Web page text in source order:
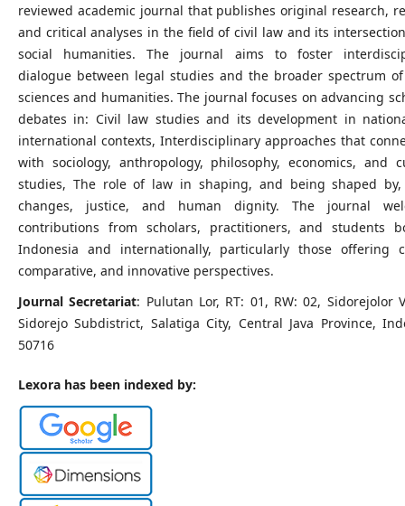
reviewed academic journal that publishes original research,
and critical analyses in the field of civil law and its
social humanities. The journal aims to foster
dialogue between legal studies and the broader spectrum
sciences and humanities. The journal focuses on advancing
debates in: Civil law studies and its development in
international contexts, Interdisciplinary approaches that
with sociology, anthropology, philosophy, economics, and
studies, The role of law in shaping, and being shaped by,
changes, justice, and human dignity. The journal
contributions from scholars, practitioners, and students
Indonesia and internationally, particularly those offering
comparative, and innovative perspectives.
Journal Secretariat: Pulutan Lor, RT: 01, RW: 02, Sidorejolor
Sidorejo Subdistrict, Salatiga City, Central Java Province,
50716
Lexora has been indexed by: